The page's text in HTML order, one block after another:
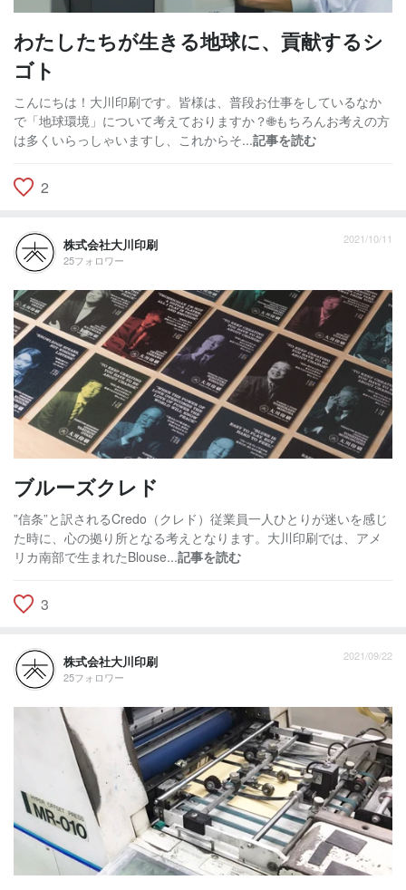
わたしたちが生きる地球に、貢献するシ
ゴト
こんにちは！大川印刷です。皆様は、普段お仕事をしているなか
で「地球環境」について考えておりますか？🌐もちろんお考えの方
は多くいらっしゃいますし、これからそ...記事を読む
2
株式会社大川印刷
25フォロワー
2021/10/11
ブルーズクレド
”信条”と訳されるCredo（クレド）従業員一人ひとりが迷いを感じ
た時に、心の拠り所となる考えとなります。大川印刷では、アメ
リカ南部で生まれたBlouse...記事を読む
3
株式会社大川印刷
25フォロワー
2021/09/22